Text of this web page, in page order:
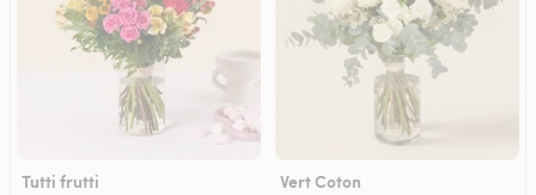
Tutti frutti Vert Coton